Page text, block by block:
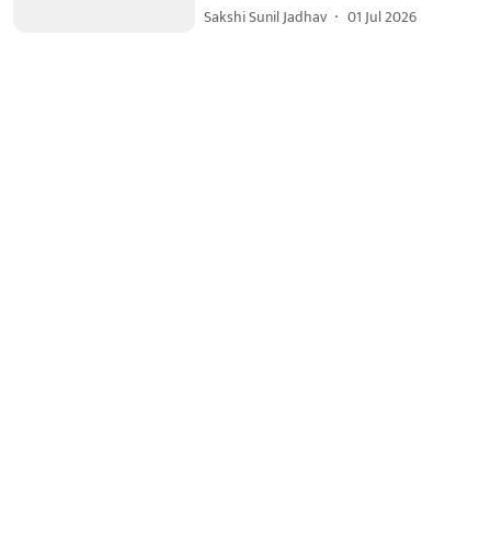
Sakshi Sunil Jadhav 01 Jul 2026